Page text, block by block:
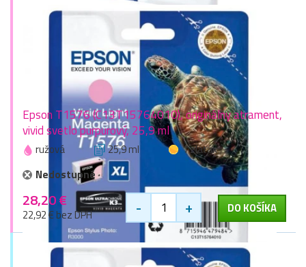
Epson T1576 (C13T15764010), originálny atrament,
vivid svetlo purpurový, 25,9 ml
ružová 25,9 ml
1 zlaťák
Nedostupné
28,20 €
22,92 € bez DPH - + DO KOŠÍKA